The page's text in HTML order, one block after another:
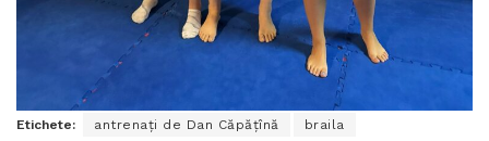
Etichete: antrenați de Dan Căpățînă braila